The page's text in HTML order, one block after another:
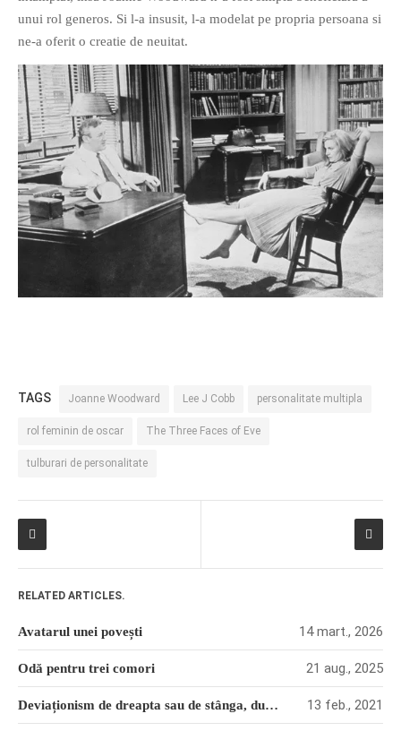
unui rol generos. Si l-a insusit, l-a modelat pe propria persoana si
ne-a oferit o creatie de neuitat.
TAGS Joanne Woodward Lee J Cobb personalitate multipla
rol feminin de oscar The Three Faces of Eve
tulburari de personalitate
RELATED ARTICLES.
Avatarul unei povești 14 mart., 2026
Odă pentru trei comori 21 aug., 2025
Deviaționism de dreapta sau de stânga, după cum privești 13 feb., 2021